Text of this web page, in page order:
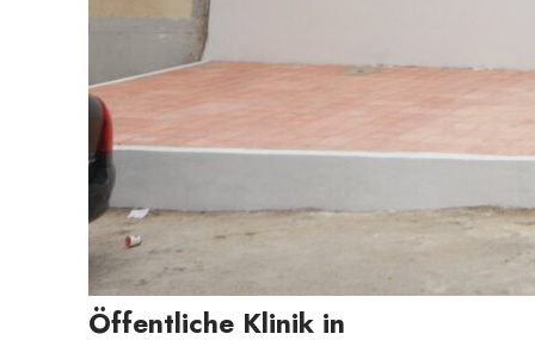
Öffentliche Klinik in